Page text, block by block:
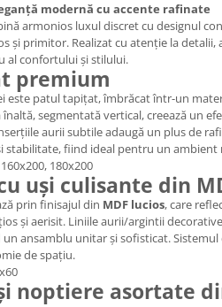
modernă cu accente rafinate
armonios luxul discret cu designul
și primitor. Realizat cu atenție la detalii,
al confortului și stilului.
premium
este patul tapițat, îmbrăcat într-un
segmentată vertical, creează un
aurii subtile adaugă un plus de
stabilitate, fiind ideal pentru un ambient
180x200
uși culisante din
prin finisajul din MDF lucios, care
și aerisit. Liniile aurii/argintii
ansamblu unitar și sofisticat. Sistemul
de spațiu.
noptiere asortate